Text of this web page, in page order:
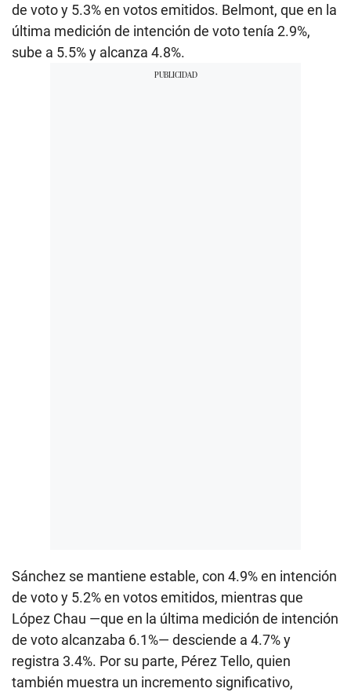
de voto y 5.3% en votos emitidos. Belmont, que en la
última medición de intención de voto tenía 2.9%,
sube a 5.5% y alcanza 4.8%.
Sánchez se mantiene estable, con 4.9% en intención
de voto y 5.2% en votos emitidos, mientras que
López Chau —que en la última medición de intención
de voto alcanzaba 6.1%— desciende a 4.7% y
registra 3.4%. Por su parte, Pérez Tello, quien
también muestra un incremento significativo,